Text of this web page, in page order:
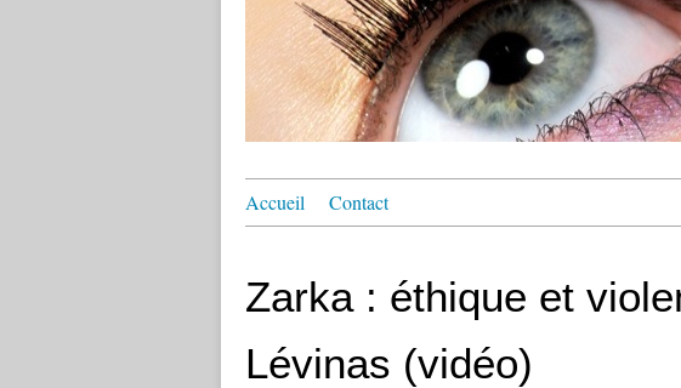
Accueil Contact
Zarka : éthique et
Lévinas (vidéo)